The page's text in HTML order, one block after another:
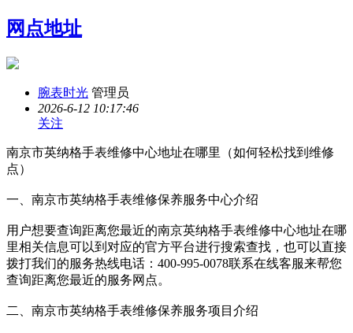
网点地址
腕表时光 管理员
2026-6-12 10:17:46
关注
南京市英纳格手表维修中心地址在哪里（如何轻松找到维修
点）
一、南京市英纳格手表维修保养服务中心介绍
用户想要查询距离您最近的南京英纳格手表维修中心地址在哪
里相关信息可以到对应的官方平台进行搜索查找，也可以直接
拨打我们的服务热线电话：400-995-0078联系在线客服来帮您
查询距离您最近的服务网点。
二、南京市英纳格手表维修保养服务项目介绍